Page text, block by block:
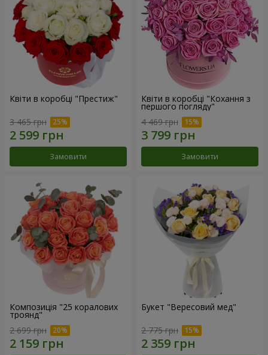
Квіти в коробці "Престиж"
3 465 грн
Замовити
Квіти в коробці "Кохання з
першого погляду"
4 469 грн
Замовити
Композиція "25 коралових
троянд"
2 699 грн
Букет "Вересовий мед"
2 775 грн